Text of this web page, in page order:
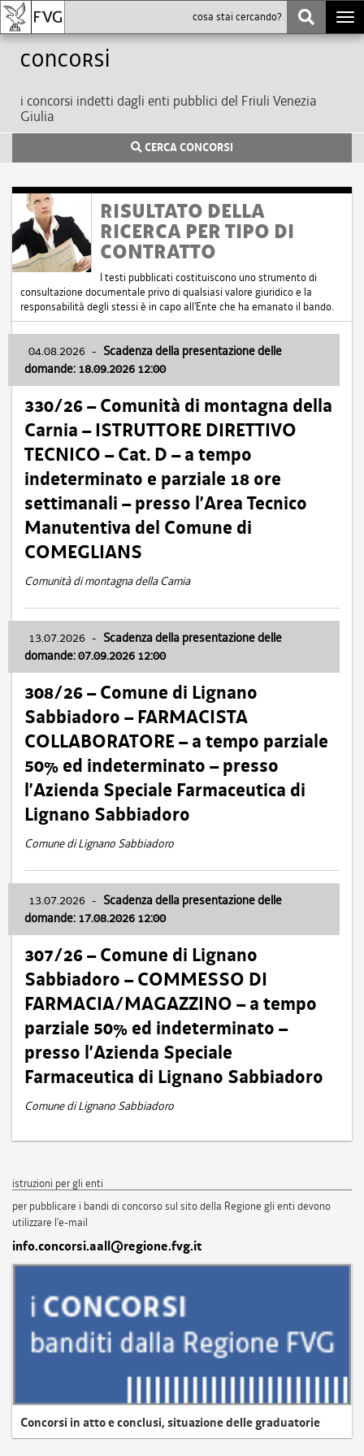
Concorsi
i concorsi indetti dagli enti pubblici del Friuli Venezia
Giulia
CERCA CONCORSI
RISULTATO DELLA
RICERCA PER TIPO DI
CONTRATTO
I testi pubblicati costituiscono uno strumento di
consultazione documentale privo di qualsiasi valore giuridico e la
responsabilità degli stessi è in capo all'Ente che ha emanato il bando.
04.08.2026 - Scadenza della presentazione delle
domande: 18.09.2026 12:00
330/26 – Comunità di montagna della
Carnia – ISTRUTTORE DIRETTIVO
TECNICO – Cat. D – a tempo
indeterminato e parziale 18 ore
settimanali – presso l’Area Tecnico
Manutentiva del Comune di
COMEGLIANS
Comunità di montagna della Carnia
13.07.2026 - Scadenza della presentazione delle
domande: 07.09.2026 12:00
308/26 – Comune di Lignano
Sabbiadoro – FARMACISTA
COLLABORATORE – a tempo parziale
50% ed indeterminato – presso
l’Azienda Speciale Farmaceutica di
Lignano Sabbiadoro
Comune di Lignano Sabbiadoro
13.07.2026 - Scadenza della presentazione delle
domande: 17.08.2026 12:00
307/26 – Comune di Lignano
Sabbiadoro – COMMESSO DI
FARMACIA/MAGAZZINO – a tempo
parziale 50% ed indeterminato –
presso l’Azienda Speciale
Farmaceutica di Lignano Sabbiadoro
Comune di Lignano Sabbiadoro
istruzioni per gli enti
per pubblicare i bandi di concorso sul sito della Regione gli enti devono
utilizzare l'e-mail
info.concorsi.aall@regione.fvg.it
Concorsi in atto e conclusi, situazione delle graduatorie